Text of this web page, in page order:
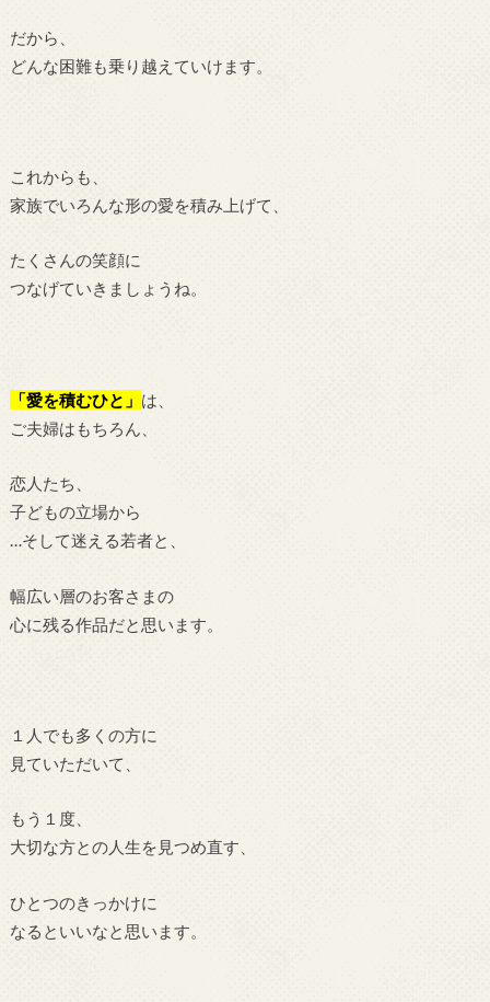
だから、
どんな困難も乗り越えていけます。
これからも、
家族でいろんな形の愛を積み上げて、
たくさんの笑顔に
つなげていきましょうね。
「愛を積むひと」 は、
ご夫婦はもちろん、
恋人たち、
子どもの立場から
…そして迷える若者と、
幅広い層のお客さまの
心に残る作品だと思います。
１人でも多くの方に
見ていただいて、
もう１度、
大切な方との人生を見つめ直す、
ひとつのきっかけに
なるといいなと思います。